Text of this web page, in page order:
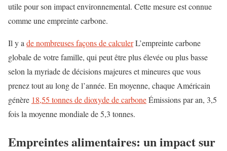
utile pour son impact environnemental. Cette mesure est connue
comme une empreinte carbone.
Il y a de nombreuses façons de calculerL’empreinte carbone
globale de votre famille, qui peut être plus élevée ou plus basse
selon la myriade de décisions majeures et mineures que vous
prenez tout au long de l’année. En moyenne, chaque Américain
génère 18,55 tonnes de dioxyde de carboneÉmissions par an, 3,5
fois la moyenne mondiale de 5,3 tonnes.
Empreintes alimentaires: un impact sur